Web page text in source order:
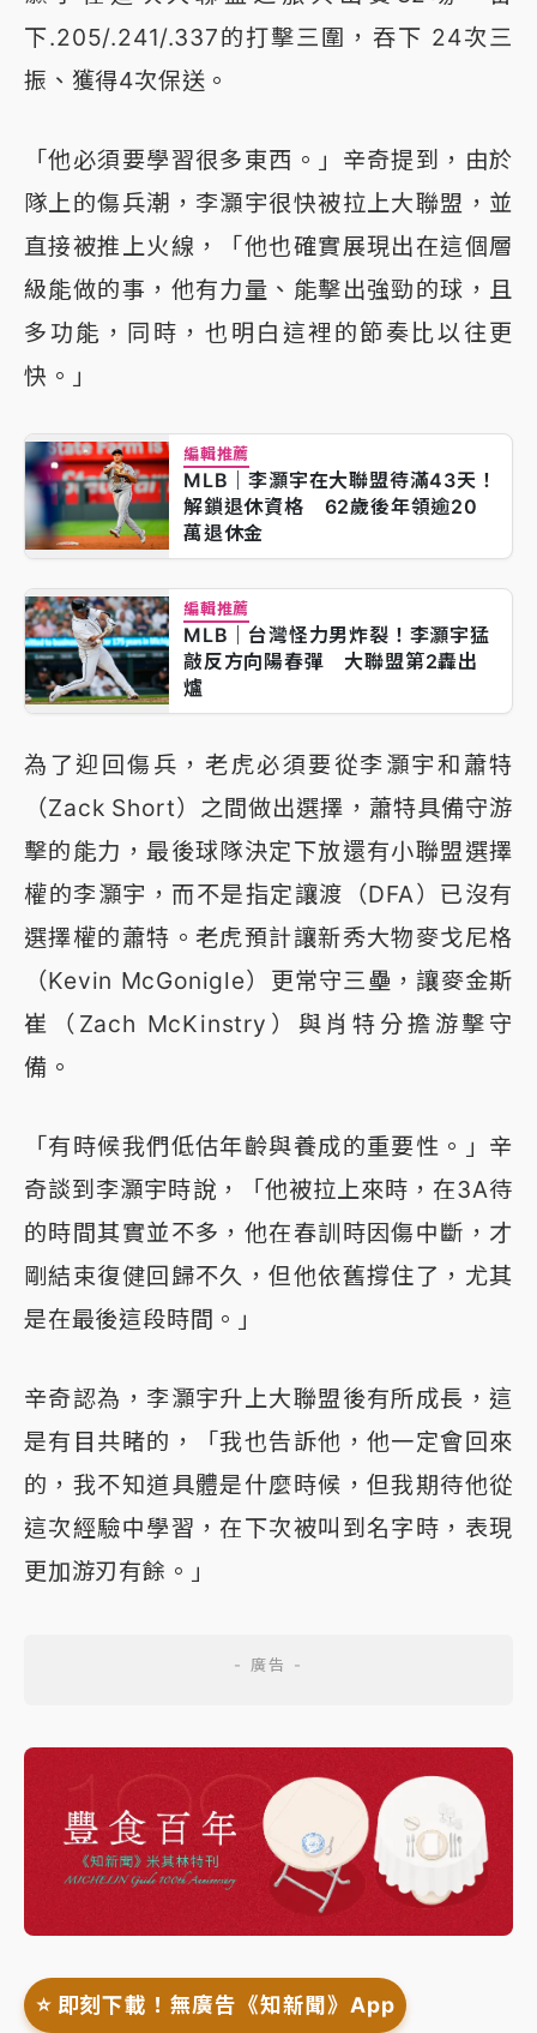
下.205/.241/.337的打擊三圍，吞下 24次三
振、獲得4次保送。
「他必須要學習很多東西。」辛奇提到，由於
隊上的傷兵潮，李灝宇很快被拉上大聯盟，並
直接被推上火線，「他也確實展現出在這個層
級能做的事，他有力量、能擊出強勁的球，且
多功能，同時，也明白這裡的節奏比以往更
快。」
編輯推薦
MLB｜李灝宇在大聯盟待滿43天！
解鎖退休資格 62歲後年領逾20
萬退休金
編輯推薦
MLB｜台灣怪力男炸裂！李灝宇猛
敲反方向陽春彈 大聯盟第2轟出
爐
為了迎回傷兵，老虎必須要從李灝宇和蕭特
（Zack Short）之間做出選擇，蕭特具備守游
擊的能力，最後球隊決定下放還有小聯盟選擇
權的李灝宇，而不是指定讓渡（DFA）已沒有
選擇權的蕭特。老虎預計讓新秀大物麥戈尼格
（Kevin McGonigle）更常守三壘，讓麥金斯
崔（Zach McKinstry）與肖特分擔游擊守
備。
「有時候我們低估年齡與養成的重要性。」辛
奇談到李灝宇時說，「他被拉上來時，在3A待
的時間其實並不多，他在春訓時因傷中斷，才
剛結束復健回歸不久，但他依舊撐住了，尤其
是在最後這段時間。」
辛奇認為，李灝宇升上大聯盟後有所成長，這
是有目共睹的，「我也告訴他，他一定會回來
的，我不知道具體是什麼時候，但我期待他從
這次經驗中學習，在下次被叫到名字時，表現
更加游刃有餘。」
⭐️ 即刻下載！無廣告《知新聞》App